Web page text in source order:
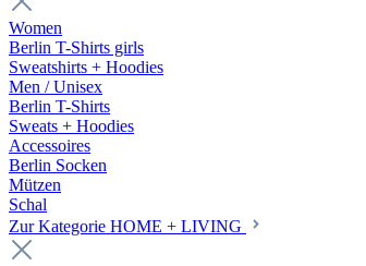
Women
Berlin T-Shirts girls
Sweatshirts + Hoodies
Men / Unisex
Berlin T-Shirts
Sweats + Hoodies
Accessoires
Berlin Socken
Mützen
Schal
Zur Kategorie HOME + LIVING